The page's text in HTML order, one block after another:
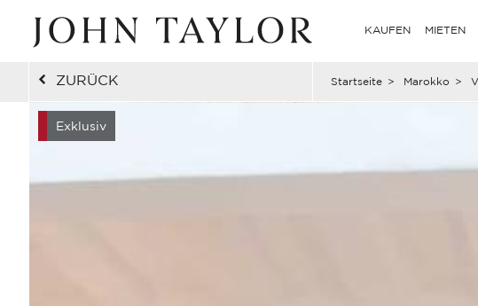
KAUFEN MIETEN
ZURÜCK Startseite > Marokko >
Exklusiv